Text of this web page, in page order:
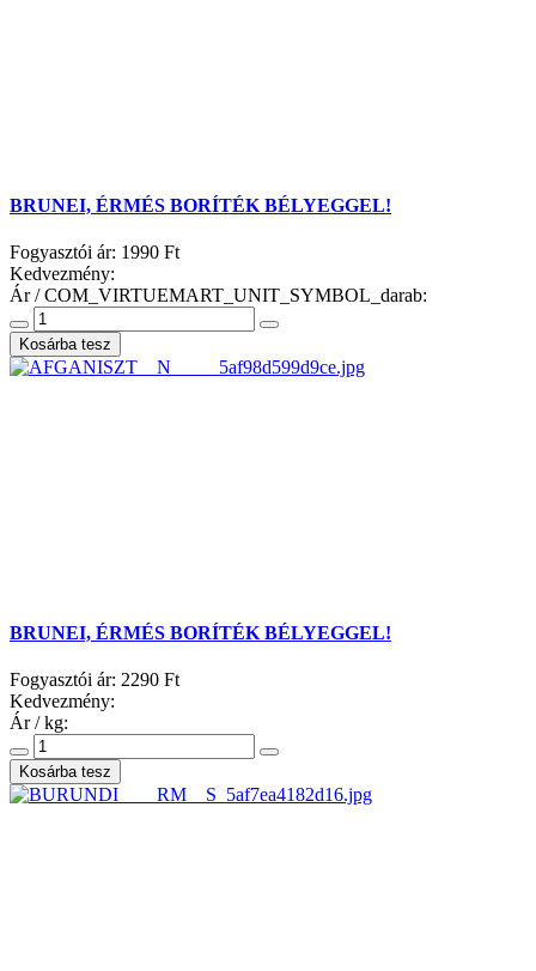
BRUNEI, ÉRMÉS BORÍTÉK BÉLYEGGEL!
Fogyasztói ár: 1990 Ft
Kedvezmény:
Ár / COM_VIRTUEMART_UNIT_SYMBOL_darab:
BRUNEI, ÉRMÉS BORÍTÉK BÉLYEGGEL!
Fogyasztói ár: 2290 Ft
Kedvezmény:
Ár / kg: